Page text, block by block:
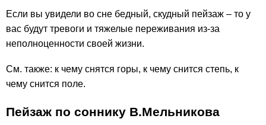
Если вы увидели во сне бедный, скудный пейзаж – то у
вас будут тревоги и тяжелые переживания из-за
неполноценности своей жизни.
См. также: к чему снятся горы, к чему снится степь, к
чему снится поле.
Пейзаж по соннику В.Мельникова